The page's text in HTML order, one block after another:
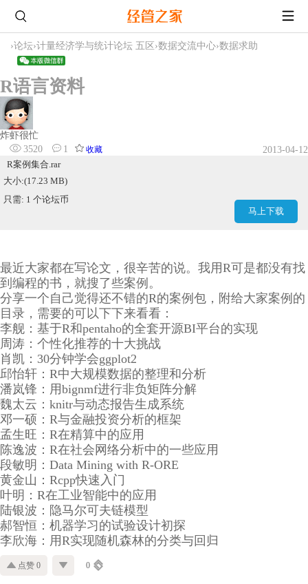
›论坛›计量经济学与统计论坛 五区 ›数据交流中心›数据求助
R语言资料
炸虾很忙
3520
1 收藏
2013-04-12
R案例集合.rar
大小:(17.23 MB)
只需: 1 个论坛币
马上下载
最近大家都在写论文，很辛苦的说。我用R可是都没有找
到编程的书，就搜了些案例。
分享一个自己觉得还不错的R的案例包，附给大家案例的
目录，需要的可以下下来看看：
李舰：基于R和pentaho的全套开源BI平台的实现
周涛：个性化推荐的十大挑战
肖凯：30分钟学会ggplot2
邱怡轩：R中大规模数据的整理和分析
潘岚锋：用bignmf进行非负矩阵分解
魏太云：knitr与动态报告生成系统
邓一硕：R与金融投资分析的框架
孟生旺：R在精算中的应用
陈逸波：R在社会网络分析中的一些应用
段敏明：Data Mining with R-ORE
黄金山：Rcpp快速入门
叶明：R在工业智能中的应用
陆银波：隐马尔可夫链模型
郝智恒：机器学习的试验设计初探
李欣海：用R实现随机森林的分类与回归
点赞 0 0